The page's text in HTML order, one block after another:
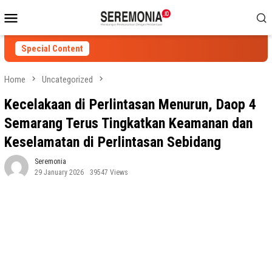
to
contentMenu
Special Content
Home Uncategorized
Kecelakaan di Perlintasan Menurun, Daop 4
Semarang Terus Tingkatkan Keamanan dan
Keselamatan di Perlintasan Sebidang
Seremonia
29 January 2026
39547 Views